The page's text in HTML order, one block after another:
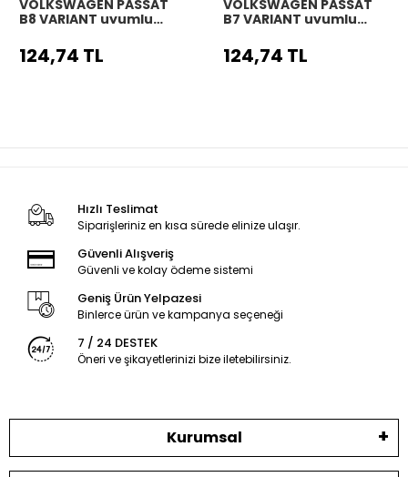
VOLKSWAGEN PASSAT
B8 VARIANT uyumlu
direksiyon kılıfı siyah
dikiş
124,74 TL
VOLKSWAGEN PASSAT
B7 VARIANT uyumlu
direksiyon kılıfı siyah
dikiş
124,74 TL
Hızlı Teslimat
Siparişleriniz en kısa sürede elinize ulaşır.
Güvenli Alışveriş
Güvenli ve kolay ödeme sistemi
Geniş Ürün Yelpazesi
Binlerce ürün ve kampanya seçeneği
7 / 24 DESTEK
Öneri ve şikayetlerinizi bize iletebilirsiniz.
Kurumsal